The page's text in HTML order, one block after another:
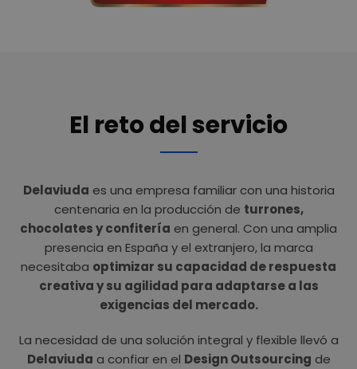
El reto del servicio
Delaviuda es una empresa familiar con una historia
centenaria en la producción de turrones,
chocolates y confitería en general. Con una amplia
presencia en España y el extranjero, la marca
necesitaba optimizar su capacidad de respuesta
creativa y su agilidad para adaptarse a las
exigencias del mercado.
La necesidad de una solución integral y flexible llevó a
Delaviuda a confiar en el Design Outsourcing de